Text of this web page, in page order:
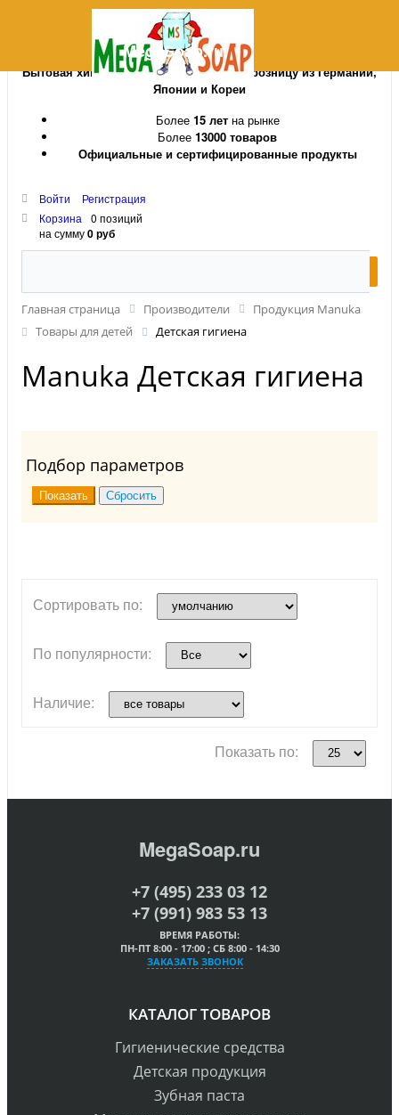
MegaSoap.ru
Бытовая химия и косметика оптом и в розницу из Германии,
Японии и Кореи
Более 15 летна рынке
Более 13000 товаров
Официальные и сертифицированные продукты
Войти
Регистрация
Корзина
0 позиций
на сумму0 руб
Главная страница Производители
Продукция Manuka
Товары для детей
Детская гигиена
Manuka Детская гигиена
Подбор параметров
Сортировать по:
По популярности:
Наличие:
Показать по:
MegaSoap.ru
+7 (495) 233 03 12
+7 (991) 983 53 13
ВРЕМЯ РАБОТЫ:
ПН-ПТ 8:00 - 17:00 ; СБ 8:00 - 14:30
ЗАКАЗАТЬ ЗВОНОК
КАТАЛОГ ТОВАРОВ
Гигиенические средства
Детская продукция
Зубная паста